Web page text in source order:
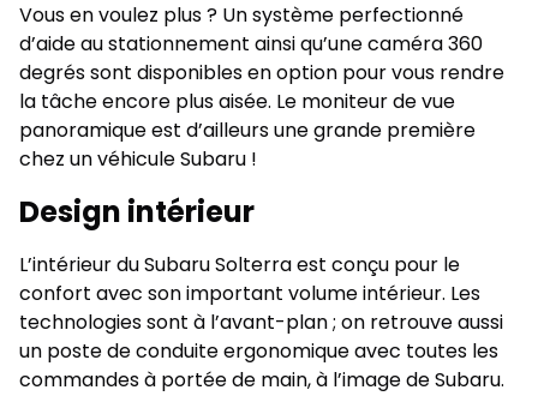
Vous en voulez plus ? Un système perfectionné
d’aide au stationnement ainsi qu’une caméra 360
degrés sont disponibles en option pour vous rendre
la tâche encore plus aisée. Le moniteur de vue
panoramique est d’ailleurs une grande première
chez un véhicule Subaru !
Design intérieur
L’intérieur du Subaru Solterra est conçu pour le
confort avec son important volume intérieur. Les
technologies sont à l’avant-plan ; on retrouve aussi
un poste de conduite ergonomique avec toutes les
commandes à portée de main, à l’image de Subaru.